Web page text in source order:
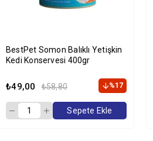
BestPet Somon Balıklı Yetişkin
Kedi Konservesi 400gr
₺49,00 ₺58,80 %17
Sepete Ekle